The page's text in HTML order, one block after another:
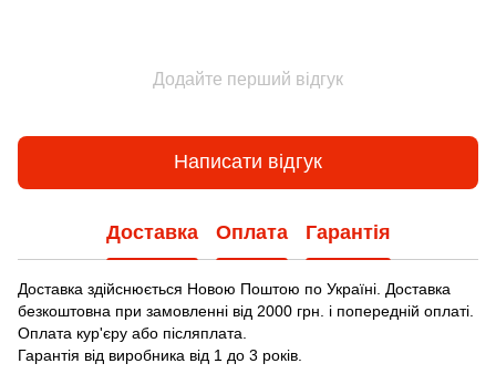
Додайте перший відгук
Написати відгук
Доставка Оплата Гарантія
Доставка здійснюється Новою Поштою по Україні. Доставка
безкоштовна при замовленні від 2000 грн. і попередній оплаті.
Оплата кур'єру або післяплата.
Гарантія від виробника від 1 до 3 років.